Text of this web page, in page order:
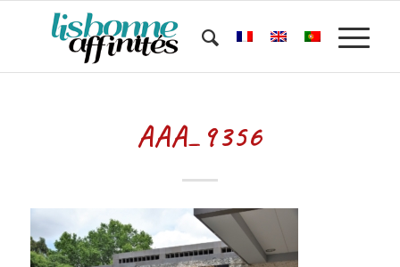
AAA_9356